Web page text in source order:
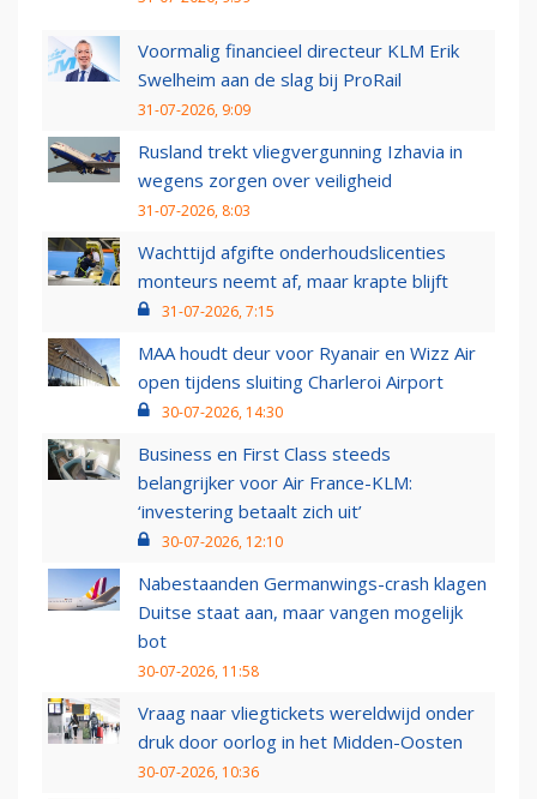
Voormalig financieel directeur KLM Erik
Swelheim aan de slag bij ProRail
31-07-2026, 9:09
Rusland trekt vliegvergunning Izhavia in
wegens zorgen over veiligheid
31-07-2026, 8:03
Wachttijd afgifte onderhoudslicenties
monteurs neemt af, maar krapte blijft
31-07-2026, 7:15
MAA houdt deur voor Ryanair en Wizz Air
open tijdens sluiting Charleroi Airport
30-07-2026, 14:30
Business en First Class steeds
belangrijker voor Air France-KLM:
‘investering betaalt zich uit’
30-07-2026, 12:10
Nabestaanden Germanwings-crash klagen
Duitse staat aan, maar vangen mogelijk
bot
30-07-2026, 11:58
Vraag naar vliegtickets wereldwijd onder
druk door oorlog in het Midden-Oosten
30-07-2026, 10:36